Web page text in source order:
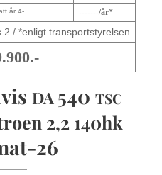
år 4- -------/år*
/ *enligt transportstyrelsen
DA 540 TSC
2,2 140hk
26